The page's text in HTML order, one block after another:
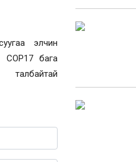
элчин
COP17 бага
талбайтай